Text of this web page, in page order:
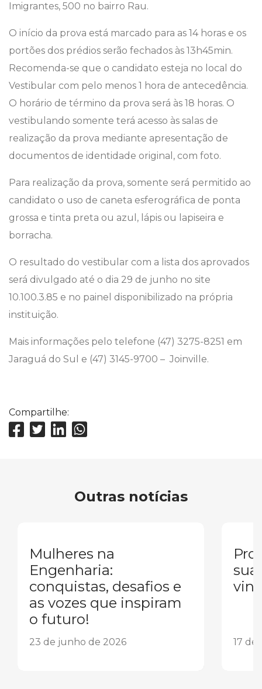
Imigrantes, 500 no bairro Rau.
O início da prova está marcado para as 14 horas e os
portões dos prédios serão fechados às 13h45min.
Recomenda-se que o candidato esteja no local do
Vestibular com pelo menos 1 hora de antecedência.
O horário de término da prova será às 18 horas. O
vestibulando somente terá acesso às salas de
realização da prova mediante apresentação de
documentos de identidade original, com foto.
Para realização da prova, somente será permitido ao
candidato o uso de caneta esferográfica de ponta
grossa e tinta preta ou azul, lápis ou lapiseira e
borracha.
O resultado do vestibular com a lista dos aprovados
será divulgado até o dia 29 de junho no site
10.100.3.85 e no painel disponibilizado na própria
instituição.
Mais informações pelo telefone (47) 3275-8251 em
Jaraguá do Sul e (47) 3145-9700 – Joinville.
Compartilhe:
Outras notícias
Mulheres na
Engenharia:
conquistas, desafios e
as vozes que inspiram
o futuro!
23 de junho de 2026
sua
17 de